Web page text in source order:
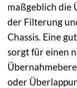
maßgeblich die
der Filterung
Chassis. Eine
sorgt für einen
oder